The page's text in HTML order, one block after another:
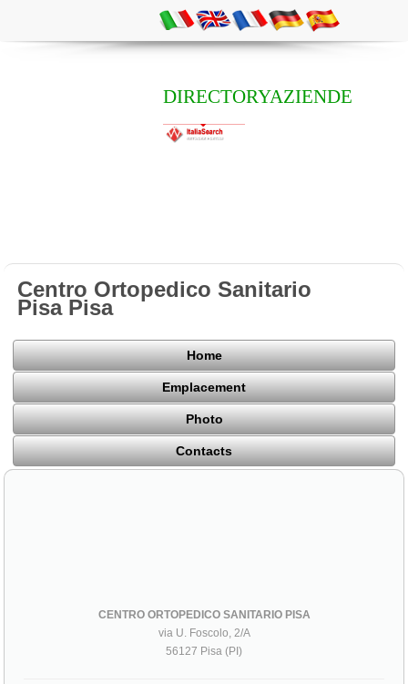
DIRECTORYAZIENDE
Centro Ortopedico Sanitario
Pisa Pisa
Home
Emplacement
Photo
Contacts
CENTRO ORTOPEDICO SANITARIO PISA
via U. Foscolo, 2/A
56127 Pisa (PI)